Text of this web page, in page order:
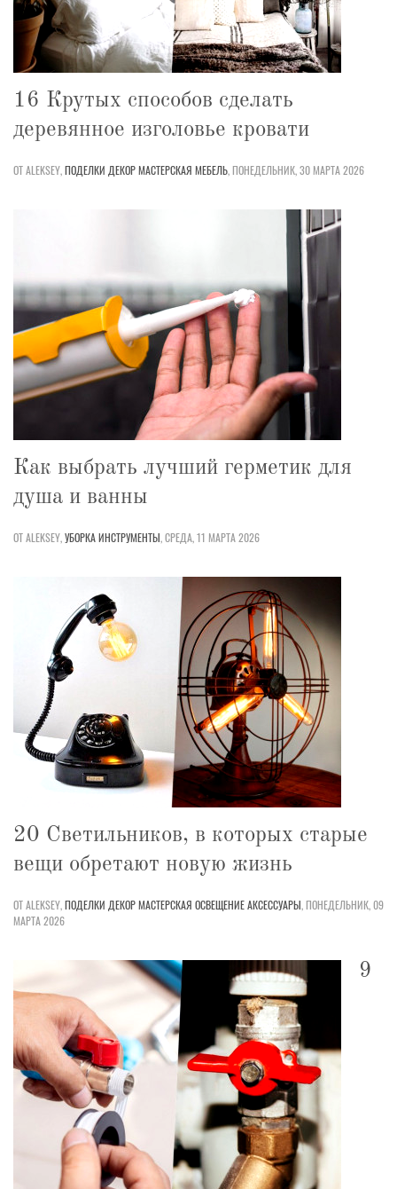
16 Крутых способов сделать
деревянное изголовье кровати
ОТ ALEKSEY,ПОДЕЛКИ ДЕКОРМАСТЕРСКАЯ МЕБЕЛЬ,ПОНЕДЕЛЬНИК, 30 МАРТА 2026
Как выбрать лучший герметик для
душа и ванны
ОТ ALEKSEY,УБОРКАИНСТРУМЕНТЫ,СРЕДА, 11 МАРТА 2026
20 Светильников, в которых старые
вещи обретают новую жизнь
ОТ ALEKSEY,ПОДЕЛКИ ДЕКОРМАСТЕРСКАЯ ОСВЕЩЕНИЕАКСЕССУАРЫ,ПОНЕДЕЛЬНИК, 09
МАРТА 2026
9